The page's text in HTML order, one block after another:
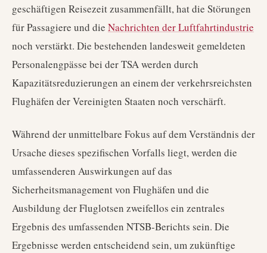
geschäftigen Reisezeit zusammenfällt, hat die Störungen
für Passagiere und die Nachrichten der Luftfahrtindustrie
noch verstärkt. Die bestehenden landesweit gemeldeten
Personalengpässe bei der TSA werden durch
Kapazitätsreduzierungen an einem der verkehrsreichsten
Flughäfen der Vereinigten Staaten noch verschärft.
Während der unmittelbare Fokus auf dem Verständnis der
Ursache dieses spezifischen Vorfalls liegt, werden die
umfassenderen Auswirkungen auf das
Sicherheitsmanagement von Flughäfen und die
Ausbildung der Fluglotsen zweifellos ein zentrales
Ergebnis des umfassenden NTSB-Berichts sein. Die
Ergebnisse werden entscheidend sein, um zukünftige